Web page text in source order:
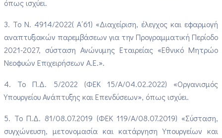
όπως ισχύει.
3. Το Ν. 4914/2022( Α΄61) «Διαχείριση, έλεγχος και εφαρμογή
αναπτυξιακών παρεμβάσεων για την Προγραμματική Περίοδο
2021-2027, σύσταση Ανώνυμης Εταιρείας «Εθνικό Μητρώο
Νεοφυών Επιχειρήσεων Α.Ε.».
4. Το Π.Δ. 5/2022 (ΦΕΚ 15/Α/04.02.2022) «Οργανισμός
Υπουργείου Ανάπτυξης και Επενδύσεων», όπως ισχύει.
5. Το Π.Δ. 81/08.07.2019 (ΦΕΚ 119/Α/08.07.2019) «Σύσταση,
συγχώνευση, μετονομασία και κατάργηση Υπουργείων και